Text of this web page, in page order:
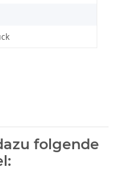
folgende